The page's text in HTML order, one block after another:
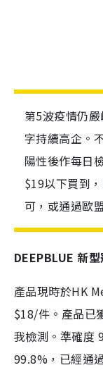
第5波疫情仍
字持續高企。
陽性後作每日
$19以下買到
可，或通過歐
DEEPBLUE 新
產品現時於HK
$18/件。產品已
我檢測。準確度
99.8%，已經通